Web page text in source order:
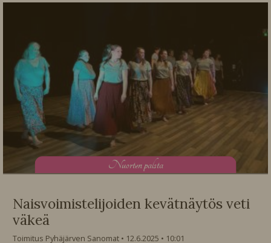
Nuorten palsta
Naisvoimistelijoiden kevätnäytös veti
väkeä
Toimitus Pyhäjärven Sanomat 12.6.2025 10:01